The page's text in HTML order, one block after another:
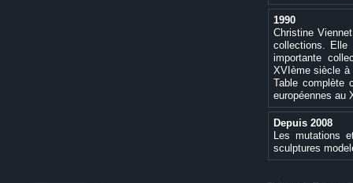
1990
Christine
collections. Elle
importante
XVIème siècle à
Table complète
européennes au
Depuis 2008
Les mutations
sculptures